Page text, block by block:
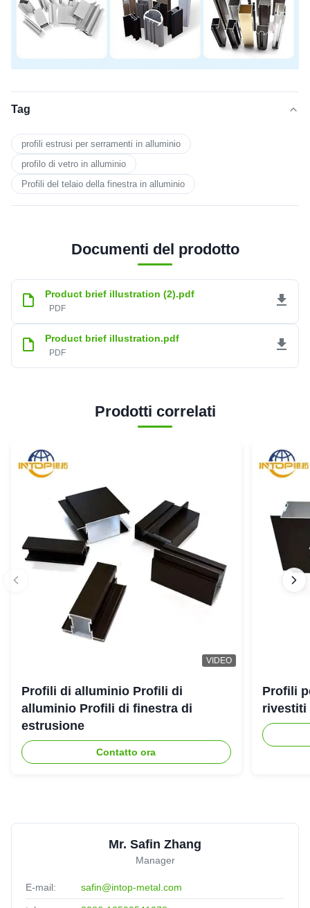
Tag
profili estrusi per serramenti in alluminio
profilo di vetro in alluminio
Profili del telaio della finestra in alluminio
Documenti del prodotto
Product brief illustration (2).pdf
PDF
Product brief illustration.pdf
PDF
Prodotti correlati
VIDEO
Profili di alluminio Profili di
alluminio Profili di finestra di
estrusione
Contatto ora
Profili
rivestiti
Mr. Safin Zhang
Manager
E-mail: safin@intop-metal.com